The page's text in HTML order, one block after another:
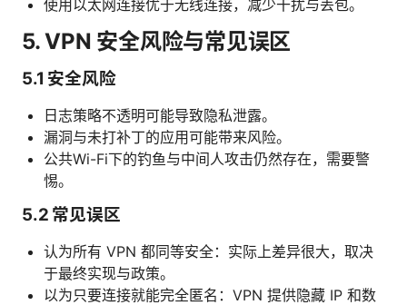
使用以太网连接优于无线连接，减少干扰与丢包。
5. VPN 安全风险与常见误区
5.1 安全风险
日志策略不透明可能导致隐私泄露。
漏洞与未打补丁的应用可能带来风险。
公共Wi-Fi下的钓鱼与中间人攻击仍然存在，需要警
惕。
5.2 常见误区
认为所有 VPN 都同等安全：实际上差异很大，取决
于最终实现与政策。
以为只要连接就能完全匿名：VPN 提供隐藏 IP 和数